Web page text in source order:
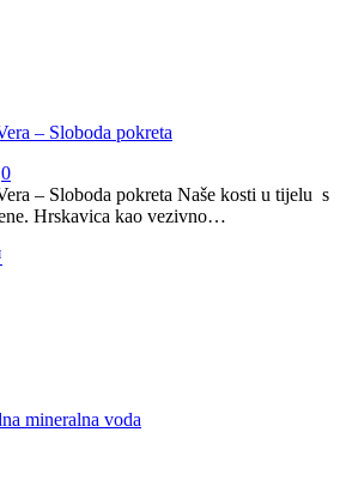
– Sloboda pokreta
0
– Sloboda pokreta Naše kosti u tijelu s
Hrskavica kao vezivno…
mineralna voda